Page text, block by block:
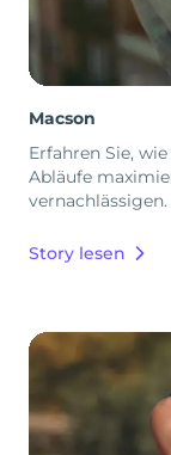
Macson
Erfahren Sie,
Abläufe
vernachlässigen.
Story lesen